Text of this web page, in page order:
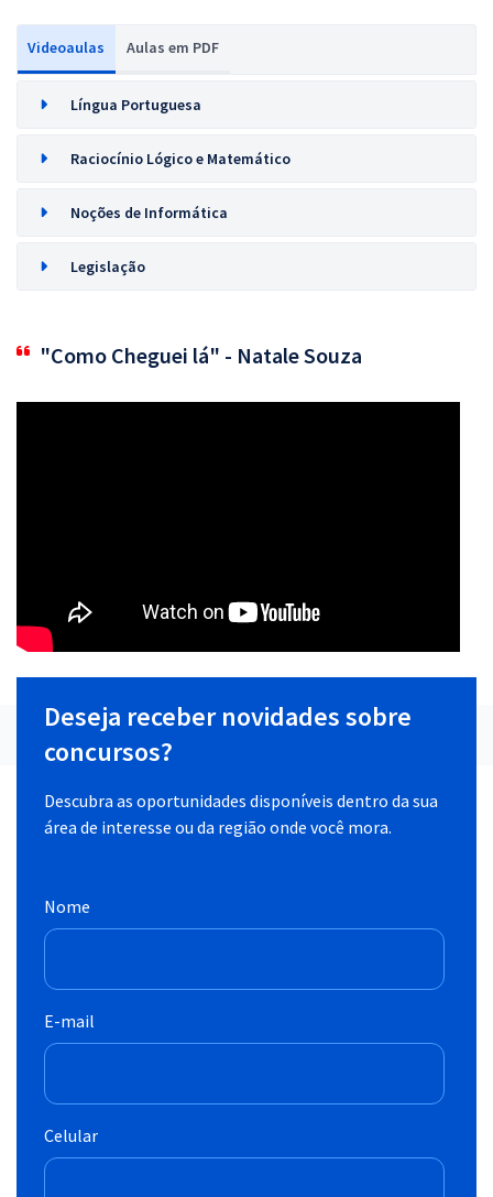
Videoaulas Aulas em PDF
Língua Portuguesa
Raciocínio Lógico e Matemático
Noções de Informática
Legislação
"Como Cheguei lá" - Natale Souza
Deseja receber novidades sobre
concursos?
Descubra as oportunidades disponíveis dentro da sua
área de interesse ou da região onde você mora.
Nome
E-mail
Celular